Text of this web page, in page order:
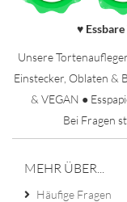
♥
Unsere
Einstecker, Oblaten &
& VEGAN ●
Bei Fragen
MEHR ÜBER...
Häufige Fragen